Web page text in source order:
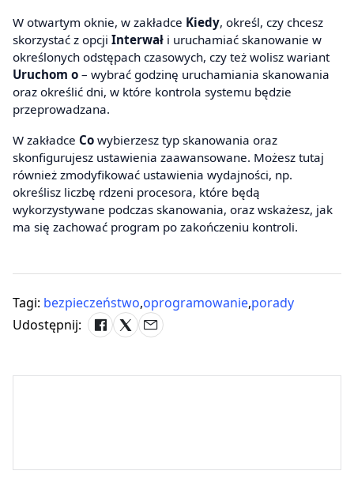
W otwartym oknie, w zakładce Kiedy, określ, czy chcesz
skorzystać z opcji Interwał i uruchamiać skanowanie w
określonych odstępach czasowych, czy też wolisz wariant
Uruchom o – wybrać godzinę uruchamiania skanowania
oraz określić dni, w które kontrola systemu będzie
przeprowadzana.
W zakładce Co wybierzesz typ skanowania oraz
skonfigurujesz ustawienia zaawansowane. Możesz tutaj
również zmodyfikować ustawienia wydajności, np.
określisz liczbę rdzeni procesora, które będą
wykorzystywane podczas skanowania, oraz wskażesz, jak
ma się zachować program po zakończeniu kontroli.
Tagi: bezpieczeństwo,oprogramowanie,porady
Udostępnij: